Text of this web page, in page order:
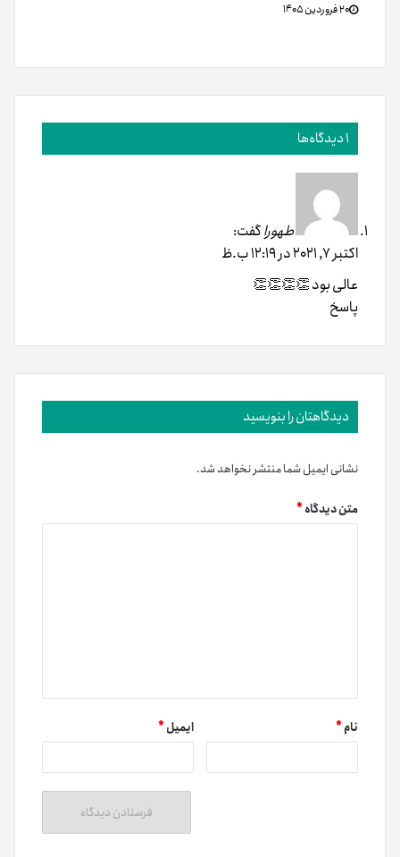
۲۰ فروردین ۱۴۰۵
1 دیدگاه‌ها
طهوراگفت:
اکتبر 7, 2021 در 12:19 ب.ظ
عالی بود 👏👏👏👏
پاسخ
دیدگاهتان را بنویسید
نشانی ایمیل شما منتشر نخواهد شد.
متن دیدگاه*
نام* ایمیل*